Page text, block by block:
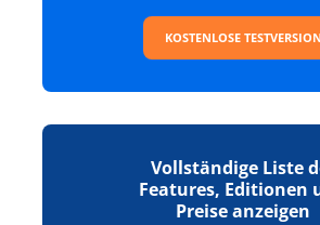
KOSTENLOSE TESTVERSION
Vollständige Liste
Features, Editionen
Preise anzeigen